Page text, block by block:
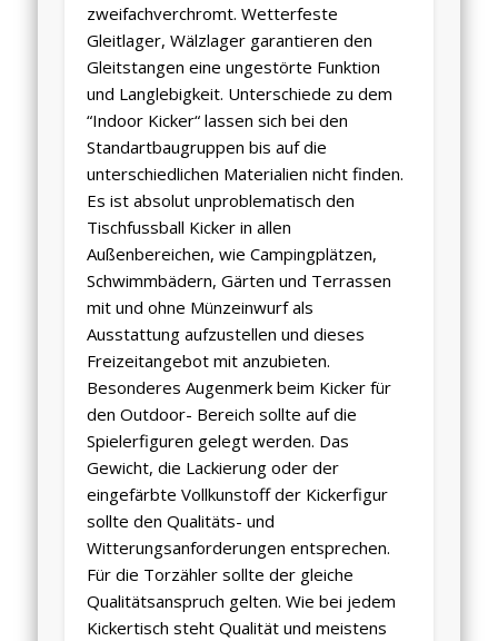
zweifachverchromt. Wetterfeste
Gleitlager, Wälzlager garantieren den
Gleitstangen eine ungestörte Funktion
und Langlebigkeit. Unterschiede zu dem
“Indoor Kicker“ lassen sich bei den
Standartbaugruppen bis auf die
unterschiedlichen Materialien nicht finden.
Es ist absolut unproblematisch den
Tischfussball Kicker in allen
Außenbereichen, wie Campingplätzen,
Schwimmbädern, Gärten und Terrassen
mit und ohne Münzeinwurf als
Ausstattung aufzustellen und dieses
Freizeitangebot mit anzubieten.
Besonderes Augenmerk beim Kicker für
den Outdoor- Bereich sollte auf die
Spielerfiguren gelegt werden. Das
Gewicht, die Lackierung oder der
eingefärbte Vollkunstoff der Kickerfigur
sollte den Qualitäts- und
Witterungsanforderungen entsprechen.
Für die Torzähler sollte der gleiche
Qualitätsanspruch gelten. Wie bei jedem
Kickertisch steht Qualität und meistens